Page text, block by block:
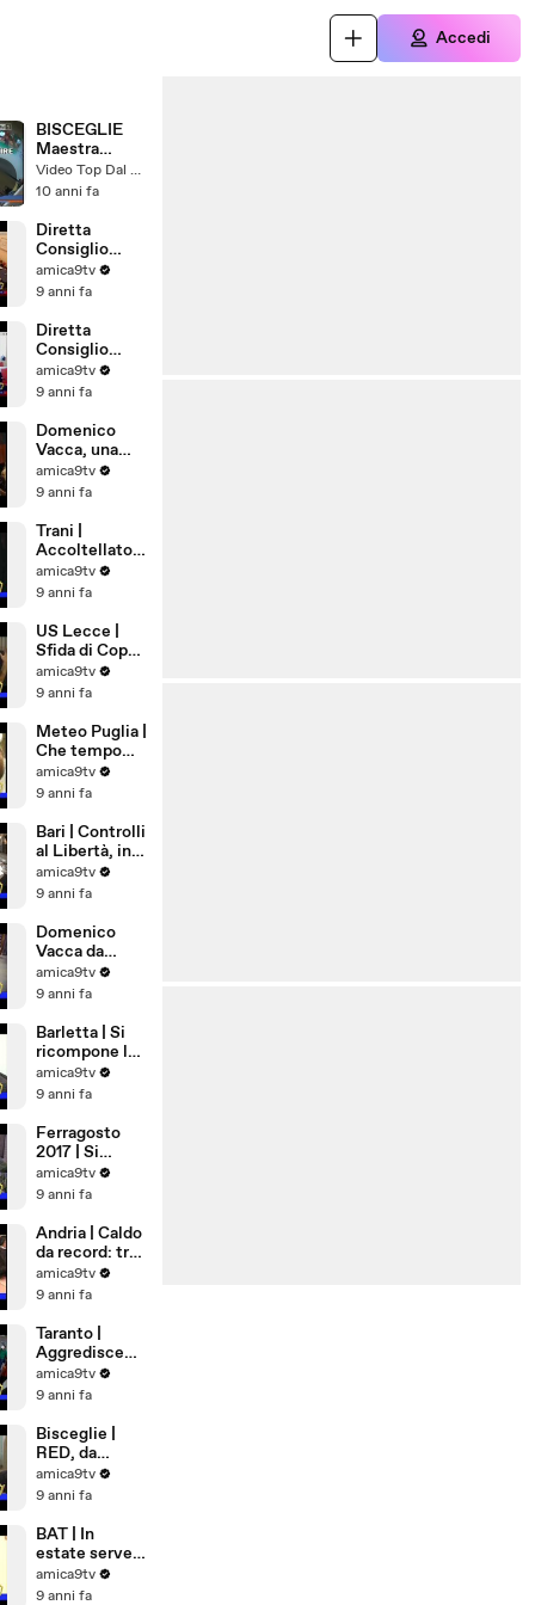
Accedi
BISCEGLIE
Maestra
picchia i
piccoli
Video Top Dal Web
10 anni fa
Diretta
Consiglio
Comunale di
Barletta del
amica9tv
9 anni fa
Diretta
Consiglio
Comunale di
Barletta del
amica9tv
9 anni fa
Domenico
Vacca, una
storia tutta
pugliese
amica9tv
9 anni fa
Trani |
Accoltellato
28enne in Via
Ognissanti
amica9tv
9 anni fa
US Lecce |
Sfida di Coppa
a Pordenone
amica9tv
9 anni fa
Meteo Puglia |
Che tempo
farà a
Ferragosto
amica9tv
9 anni fa
Bari | Controlli
al Libertà, in
via Nicolai una
pistola
amica9tv
9 anni fa
Domenico
Vacca da
Andria a New
York,
Puglia
amica9tv
9 anni fa
Barletta | Si
ricompone la
Democrazia
Cristiana
amica9tv
9 anni fa
Ferragosto
2017 | Si
rimane a casa
amica9tv
9 anni fa
Andria | Caldo
da record: tra
cibi freschi e
matrimoni
amica9tv
9 anni fa
Taranto |
Aggredisce
anzia in
ospedale
amica9tv
9 anni fa
Bisceglie |
RED, da
Settembre
lavoro per 81
amica9tv
9 anni fa
BAT | In
estate serve
più sangue,
appello alla
amica9tv
9 anni fa